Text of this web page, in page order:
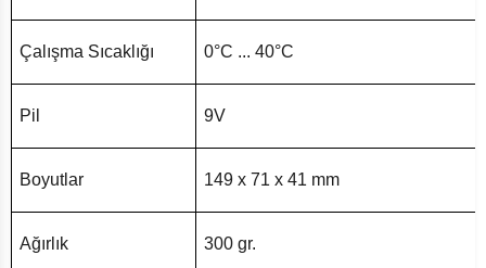
Çalışma Sıcaklığı 0°C ... 40°C
Pil 9V
Boyutlar 149 x 71 x 41 mm
Ağırlık 300 gr.